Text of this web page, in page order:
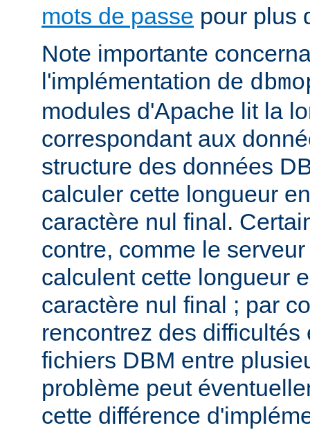
mots de passe pour plus
Note importante
l'implémentation de
modules d'Apache lit la
correspondant aux
structure des données
calculer cette longueur
caractère nul final.
contre, comme le
calculent cette longueur
caractère nul final ; par
rencontrez des
fichiers DBM entre
problème peut
cette différence